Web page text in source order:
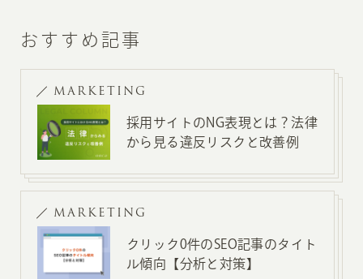
おすすめ記事
MARKETING
採用サイトのNG表現とは？法律
から見る違反リスクと改善例
MARKETING
クリック0件のSEO記事のタイト
ル傾向【分析と対策】